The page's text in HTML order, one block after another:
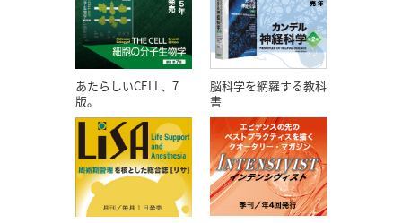
あたらしいCELL、7
版。
脳科学を網羅する教科
書